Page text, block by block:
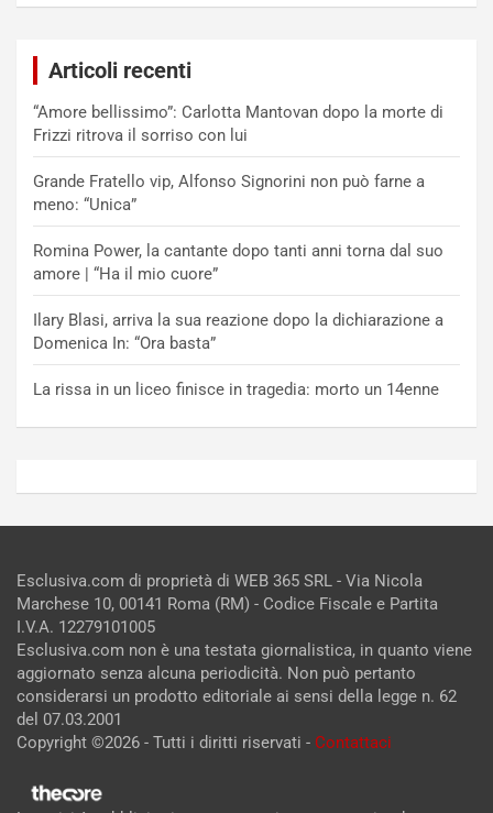
Articoli recenti
“Amore bellissimo”: Carlotta Mantovan dopo la morte di
Frizzi ritrova il sorriso con lui
Grande Fratello vip, Alfonso Signorini non può farne a
meno: “Unica”
Romina Power, la cantante dopo tanti anni torna dal suo
amore | “Ha il mio cuore”
Ilary Blasi, arriva la sua reazione dopo la dichiarazione a
Domenica In: “Ora basta”
La rissa in un liceo finisce in tragedia: morto un 14enne
Esclusiva.com di proprietà di WEB 365 SRL - Via Nicola
Marchese 10, 00141 Roma (RM) - Codice Fiscale e Partita
I.V.A. 12279101005
Esclusiva.com non è una testata giornalistica, in quanto viene
aggiornato senza alcuna periodicità. Non può pertanto
considerarsi un prodotto editoriale ai sensi della legge n. 62
del 07.03.2001
Copyright ©2026 - Tutti i diritti riservati - Contattaci